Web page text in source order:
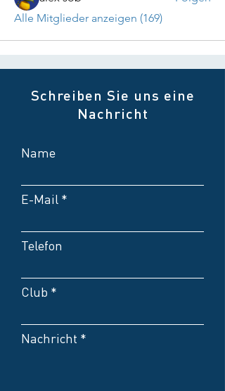
Alle Mitglieder anzeigen (169)
Schreiben Sie uns eine
Nachricht
Name
E-Mail
Telefon
Club
Nachricht